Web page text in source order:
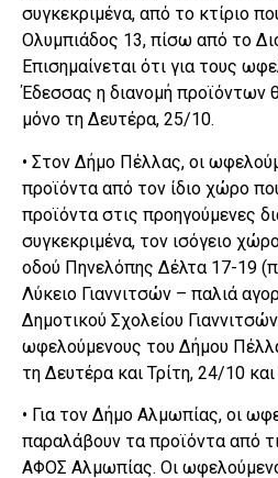
συγκεκριμένα, από το κτίριο
Ολυμπιάδος 13, πίσω από το
Επισημαίνεται ότι για τους
Έδεσσας η διανομή προϊόντων
μόνο τη Δευτέρα, 25/10.
• Στον Δήμο Πέλλας, οι
προϊόντα από τον ίδιο χώρο
προϊόντα στις προηγούμενες
συγκεκριμένα, τον ισόγειο
οδού Πηνελόπης Δέλτα 17-19
Λύκειο Γιαννιτσών – παλιά
Δημοτικού Σχολείου
ωφελούμενους του Δήμου
τη Δευτέρα και Τρίτη, 24/10
• Για τον Δήμο Αλμωπίας, οι
παραλάβουν τα προϊόντα από
ΑΦΟΣ Αλμωπίας. Οι